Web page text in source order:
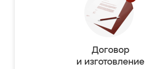
Договор
и изготовление